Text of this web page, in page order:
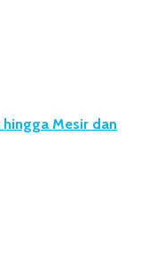
hingga Mesir dan